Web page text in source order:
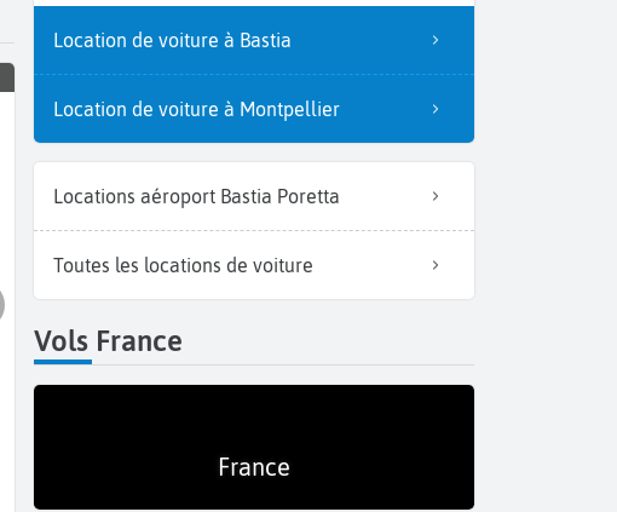
Location de voiture à Bastia
Location de voiture à Montpellier
Locations aéroport Bastia Poretta
Toutes les locations de voiture
Vols France
France